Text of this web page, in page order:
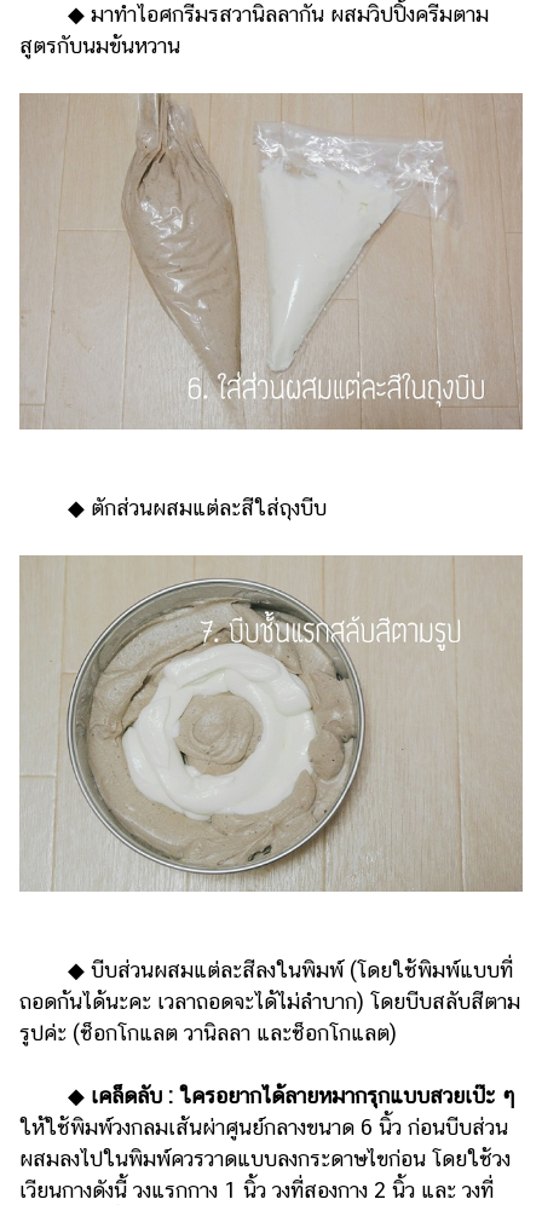
◆ มาทำไอศกรีมรสวานิลลากัน ผสมวิปปิ้งครีมตาม
สูตรกับนมข้นหวาน
◆ ตักส่วนผสมแต่ละสีใส่ถุงบีบ
◆ บีบส่วนผสมแต่ละสีลงในพิมพ์ (โดยใช้พิมพ์แบบที่
ถอดก้นได้นะคะ เวลาถอดจะได้ไม่ลำบาก) โดยบีบสลับสีตาม
รูปค่ะ (ช็อกโกแลต วานิลลา และช็อกโกแลต)
◆ เคล็ดลับ : ใครอยากได้ลายหมากรุกแบบสวยเป๊ะ ๆ
ให้ใช้พิมพ์วงกลมเส้นผ่าศูนย์กลางขนาด 6 นิ้ว ก่อนบีบส่วน
ผสมลงไปในพิมพ์ควรวาดแบบลงกระดาษไขก่อน โดยใช้วง
เวียนกางดังนี้ วงแรกกาง 1 นิ้ว วงที่สองกาง 2 นิ้ว และ วงที่